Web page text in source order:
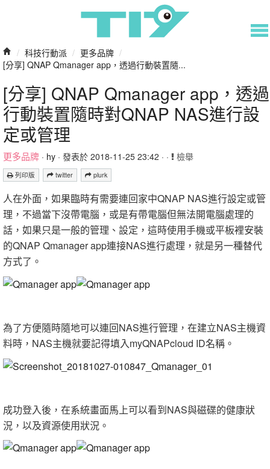
/ 科技行動派 / 更多品牌 /
[分享] QNAP Qmanager app，透過行動裝置隨...
[分享] QNAP Qmanager app，透過
行動裝置隨時對QNAP NAS進行設
定或管理
更多品牌 · hy · 發表於 2018-11-25 23:42 · · 檢舉
列印版 twitter plurk
人在外面，如果臨時有需要連回家中QNAP NAS進行設定或管
理，不過當下沒帶電腦，或是有帶電腦但無法開電腦處理的
話，如果只是一般的管理、設定，這時使用手機或平板裡安裝
的QNAP Qmanager app連接NAS進行處理，就是另一種替代
方式了。
為了方便隨時隨地可以連回NAS進行管理，在建立NAS主機資
料時，NAS主機就要記得填入myQNAPcloud ID名稱。
成功登入後，在系統畫面馬上可以看到NAS與磁碟的健康狀
況，以及資源使用狀況。